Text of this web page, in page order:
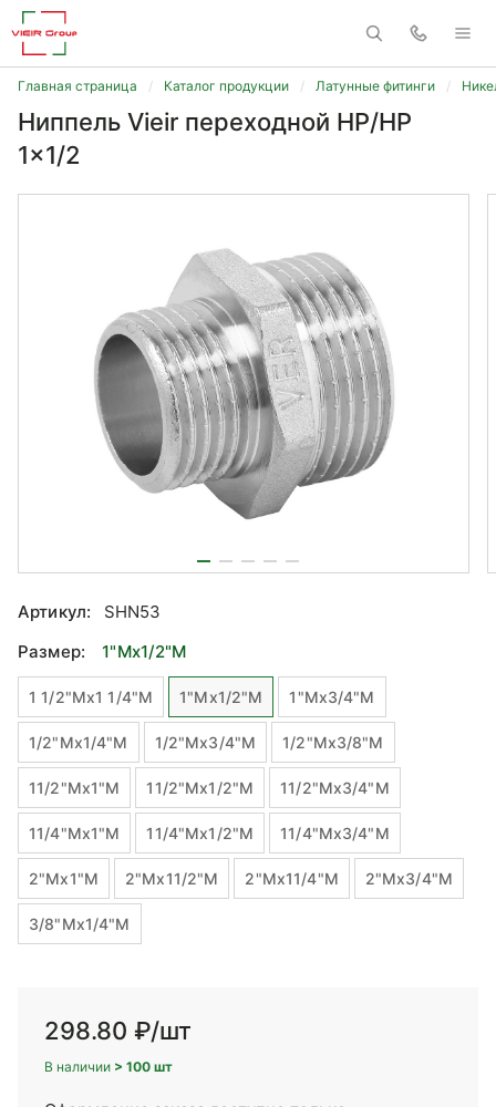
Главная страница Каталог продукции Латунные фитинги
Ниппель Vieir переходной НР/НР
1x1/2
Артикул:
SHN53
Размер:
1"Mx1/2"М
1 1/2"Mx1 1/4"M 1"Mx1/2"М 1"Mx3/4"М
1/2"Mx1/4"М 1/2"Mx3/4"М 1/2"Mx3/8"М
11/2"Mx1"М 11/2"Mx1/2"М 11/2"Mx3/4"М
11/4"Mx1"М 11/4"Mx1/2"М 11/4"Mx3/4"М
2"Mx1"М 2"Mx11/2"M 2"Mx11/4"M 2"Mx3/4"М
3/8"Mx1/4"М
298.80 ₽/шт
В наличии > 100 шт